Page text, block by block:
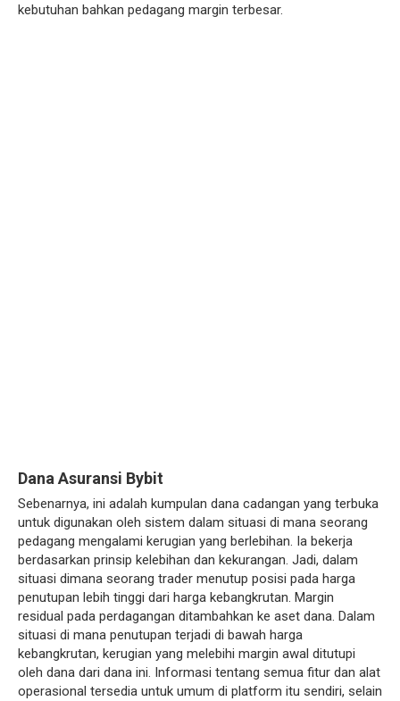
kebutuhan bahkan pedagang margin terbesar.
Dana Asuransi Bybit
Sebenarnya, ini adalah kumpulan dana cadangan yang terbuka
untuk digunakan oleh sistem dalam situasi di mana seorang
pedagang mengalami kerugian yang berlebihan. Ia bekerja
berdasarkan prinsip kelebihan dan kekurangan. Jadi, dalam
situasi dimana seorang trader menutup posisi pada harga
penutupan lebih tinggi dari harga kebangkrutan. Margin
residual pada perdagangan ditambahkan ke aset dana. Dalam
situasi di mana penutupan terjadi di bawah harga
kebangkrutan, kerugian yang melebihi margin awal ditutupi
oleh dana dari dana ini. Informasi tentang semua fitur dan alat
operasional tersedia untuk umum di platform itu sendiri, selain